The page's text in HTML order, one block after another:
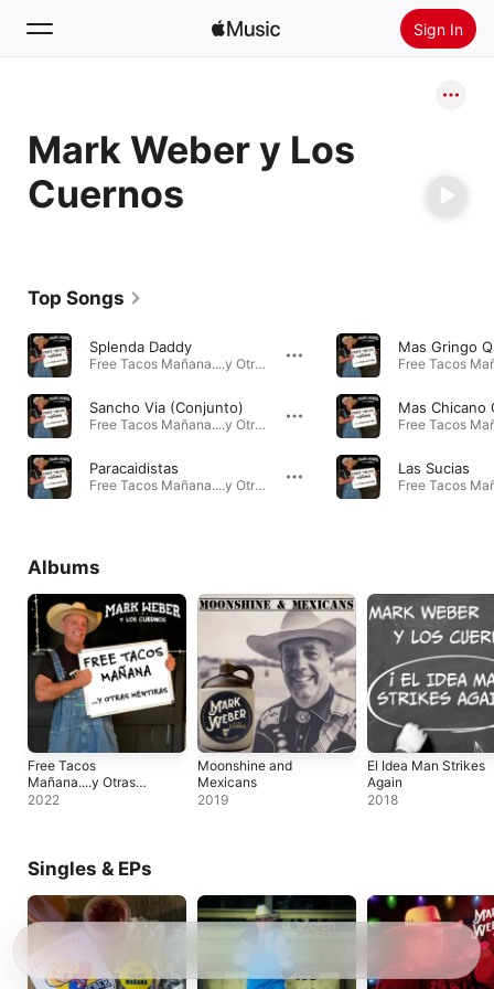
Sign In
Home
New
Mark Weber y Los
Cuernos
Top Songs
Splenda Daddy
Free Tacos Mañana....y Otras Mentiras · 2022
Sancho Via (Conjunto)
Free Tacos Mañana....y Otras Mentiras · 2022
Paracaidistas
Free Tacos Mañana....y Otras Mentiras · 2022
Mas Gringo
Mas Chicano
Las Sucias
Albums
Free Tacos
Mañana....y Otras
Mentiras
2022
Moonshine and
Mexicans
2019
El Idea Man Strikes
Again
2018
Singles & EPs